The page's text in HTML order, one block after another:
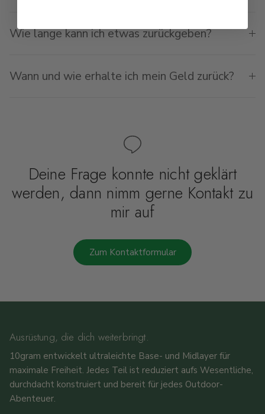
Wie lange kann ich etwas zurückgeben?
Wann und wie erhalte ich mein Geld zurück?
Deine Frage konnte nicht geklärt
werden, dann nimm gerne Kontakt zu
mir auf
Zum Kontaktformular
Ausrüstung, die dich weiterbringt.
10gram entwickelt ultraleichte Base- und Midlayer für
maximale Freiheit. Jedes Teil ist reduziert aufs Wesentliche,
durchdacht konstruiert und bereit für jedes Outdoor-
Abenteuer.